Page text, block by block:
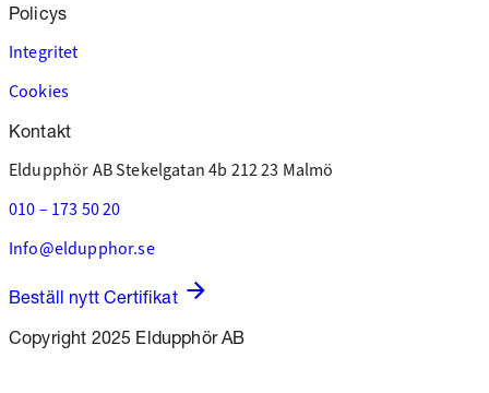
Policys
Integritet
Cookies
Kontakt
Eldupphör AB Stekelgatan 4b 212 23 Malmö
010 – 173 50 20
Info@eldupphor.se
Beställ nytt Certifikat
Copyright 2025 Eldupphör AB